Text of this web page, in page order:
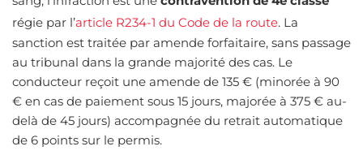
régie par l’article R234-1 du Code de la route. La
sanction est traitée par amende forfaitaire, sans passage
au tribunal dans la grande majorité des cas. Le
conducteur reçoit une amende de 135 € (minorée à 90
€ en cas de paiement sous 15 jours, majorée à 375 € au-
delà de 45 jours) accompagnée du retrait automatique
de 6 points sur le permis.